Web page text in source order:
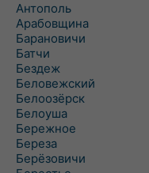
Антополь
Арабовщина
Барановичи
Батчи
Бездеж
Беловежский
Белоозёрск
Белоуша
Бережное
Береза
Берёзовичи